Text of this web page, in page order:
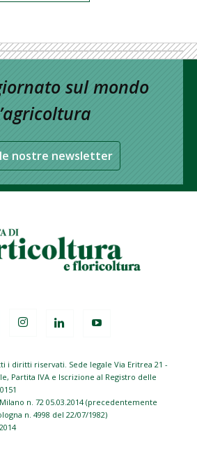
sul mondo
nostre newsletter
i diritti riservati. Sede legale Via Eritrea 21 -
Partita IVA e Iscrizione al Registro delle
n. 72 05.03.2014 (precedentemente
n. 4998 del 22/07/1982)